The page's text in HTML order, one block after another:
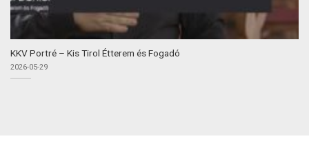
KKV Portré – Kis Tirol Étterem és Fogadó
2026-05-29